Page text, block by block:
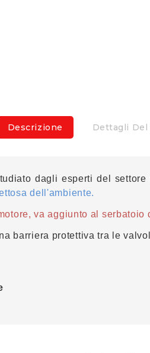
Descrizione Dettagli
dagli esperti del
dell'ambiente.
va aggiunto al
barriera protettiva tra le